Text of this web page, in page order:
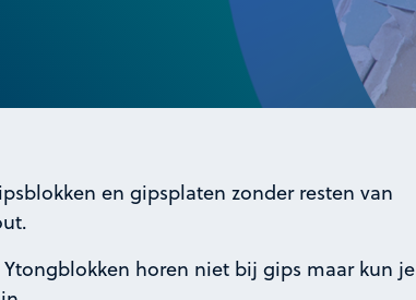
en gipsplaten zonder resten van
horen niet bij gips maar kun je